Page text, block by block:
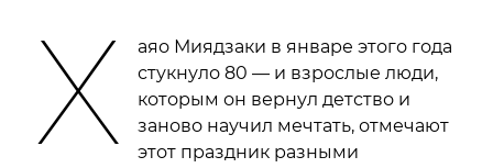
Х
аяо Миядзаки в январе этого года
стукнуло 80 — и взрослые люди,
которым он вернул детство и
заново научил мечтать, отмечают
этот праздник разными